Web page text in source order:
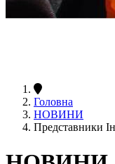
Головна
НОВИНИ
Представники